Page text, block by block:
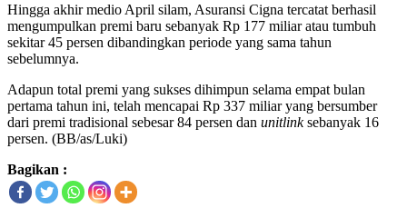
Hingga akhir medio April silam, Asuransi Cigna tercatat berhasil
mengumpulkan premi baru sebanyak Rp 177 miliar atau tumbuh
sekitar 45 persen dibandingkan periode yang sama tahun
sebelumnya.
Adapun total premi yang sukses dihimpun selama empat bulan
pertama tahun ini, telah mencapai Rp 337 miliar yang bersumber
dari premi tradisional sebesar 84 persen dan unitlinksebanyak 16
persen. (BB/as/Luki)
Bagikan :